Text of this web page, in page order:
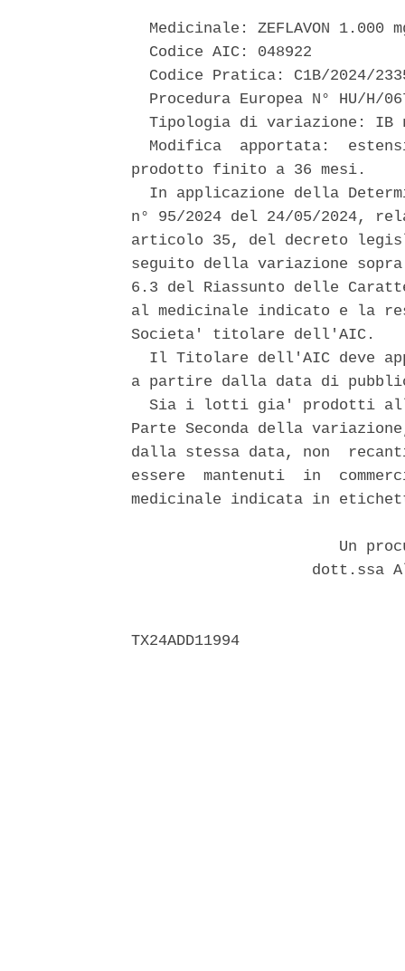
Medicinale: ZEFLAVON 1.000
  Codice AIC: 048922
Codice Pratica: C1B/2024/
Procedura Europea N° HU/H/
Tipologia di variazione:
Modifica  apportata:
prodotto finito a 36 mesi.
In applicazione della
n° 95/2024 del 24/05/2024,
articolo 35, del decreto
seguito della variazione
6.3 del Riassunto delle
al medicinale indicato e la
Societa' titolare dell'AIC.
Il Titolare dell'AIC deve
a partire dalla data di
Sia i lotti gia' prodotti
Parte Seconda della
dalla stessa data, non
essere  mantenuti  in
medicinale indicata in
Un
dott.ssa